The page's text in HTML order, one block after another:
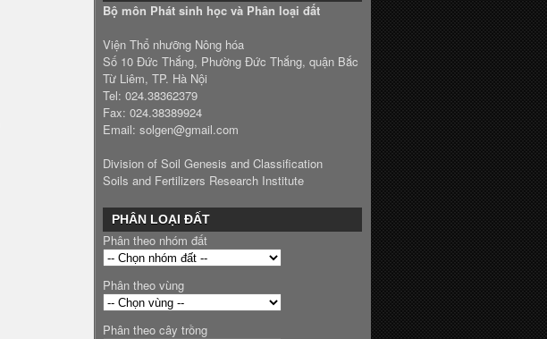
Bộ môn Phát sinh học và Phân loại đất
Viện Thổ nhưỡng Nông hóa
Số 10 Đức Thắng, Phường Đức Thắng, quận Bắc
Từ Liêm, TP. Hà Nội
Tel: 024.38362379
Fax: 024.38389924
Email: solgen@gmail.com
Division of Soil Genesis and Classification
Soils and Fertilizers Research Institute
PHÂN LOẠI ĐẤT
Phân theo nhóm đất
Phân theo vùng
Phân theo cây trồng